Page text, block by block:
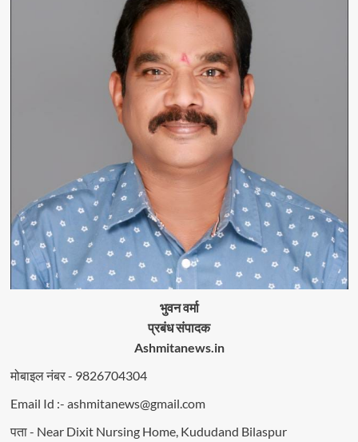
भुवन वर्मा
प्रबंध संपादक
Ashmitanews.in
मोबाइल नंबर - 9826704304
Email Id :- ashmitanews@gmail.com
पता - Near Dixit Nursing Home, Kududand Bilaspur